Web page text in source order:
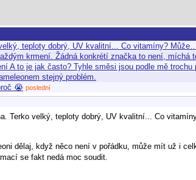
teploty dobrý, UV kvalitní... Co vitamíny? Může…
krmení. Žádná konkrétí značka to není, míchá
A to je jak často? Tyhle směsi jsou podle mě trochu
stejný problém.
😭 poslední
Terko velký, teploty dobrý, UV kvalitní... Co
dělaj, když něco není v pořádku, může mít už i
se fakt nedá moc soudit.